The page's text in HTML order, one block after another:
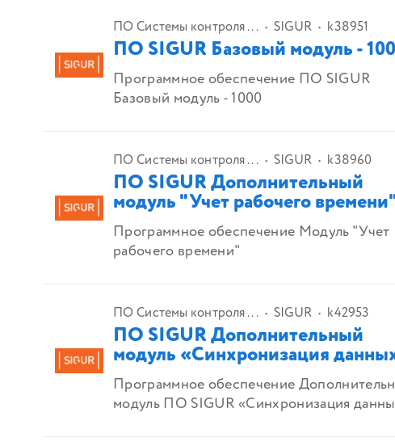
ПО Системы контроля ... SIGUR k38951
ПО SIGUR Базовый модуль -
Программное обеспечение ПО SIGUR
Базовый модуль - 1000
ПО Системы контроля ... SIGUR k38960
ПО SIGUR Дополнительный
модуль "Учет рабочего
Программное обеспечение Модуль "Учет
рабочего времени"
ПО Системы контроля ... SIGUR k42953
ПО SIGUR Дополнительный
модуль «Синхронизация
Программное обеспечение
модуль ПО SIGUR «Синхронизация